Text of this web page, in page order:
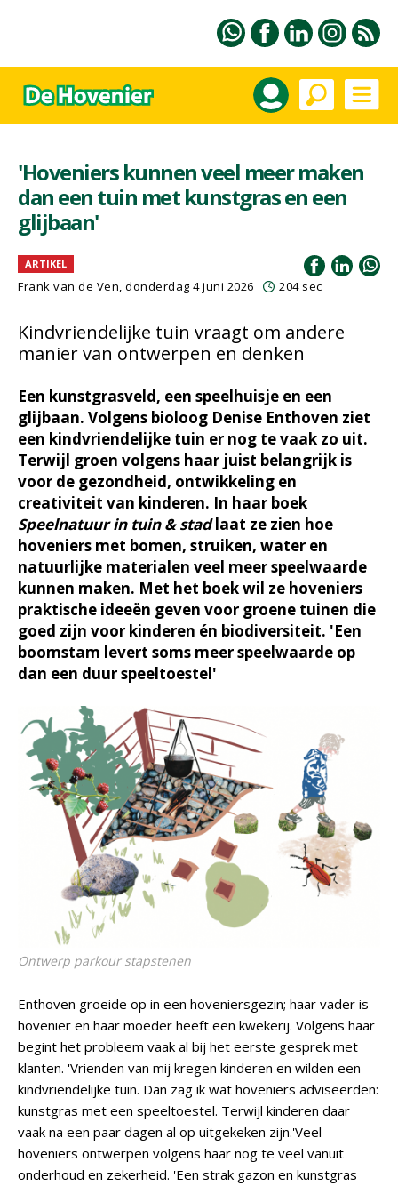
'Hoveniers kunnen veel meer maken
dan een tuin met kunstgras en een
glijbaan'
ARTIKEL
Frank van de Ven, donderdag 4 juni 2026 204 sec
Kindvriendelijke tuin vraagt om andere
manier van ontwerpen en denken
Een kunstgrasveld, een speelhuisje en een
glijbaan. Volgens bioloog Denise Enthoven ziet
een kindvriendelijke tuin er nog te vaak zo uit.
Terwijl groen volgens haar juist belangrijk is
voor de gezondheid, ontwikkeling en
creativiteit van kinderen. In haar boek
Speelnatuur in tuin & stadlaat ze zien hoe
hoveniers met bomen, struiken, water en
natuurlijke materialen veel meer speelwaarde
kunnen maken. Met het boek wil ze hoveniers
praktische ideeën geven voor groene tuinen die
goed zijn voor kinderen én biodiversiteit. 'Een
boomstam levert soms meer speelwaarde op
dan een duur speeltoestel'
Ontwerp parkour stapstenen
Enthoven groeide op in een hoveniersgezin; haar vader is
hovenier en haar moeder heeft een kwekerij. Volgens haar
begint het probleem vaak al bij het eerste gesprek met
klanten. 'Vrienden van mij kregen kinderen en wilden een
kindvriendelijke tuin. Dan zag ik wat hoveniers adviseerden:
kunstgras met een speeltoestel. Terwijl kinderen daar
vaak na een paar dagen al op uitgekeken zijn.'Veel
hoveniers ontwerpen volgens haar nog te veel vanuit
onderhoud en zekerheid. 'Een strak gazon en kunstgras